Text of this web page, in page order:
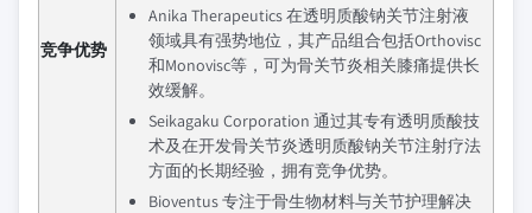
竞争优势
Anika Therapeutics 在透明质酸钠关节注射液
领域具有强势地位，其产品组合包括Orthovisc
和Monovisc等，可为骨关节炎相关膝痛提供长
效缓解。
Seikagaku Corporation 通过其专有透明质酸技
术及在开发骨关节炎透明质酸钠关节注射疗法
方面的长期经验，拥有竞争优势。
Bioventus 专注于骨生物材料与关节护理解决